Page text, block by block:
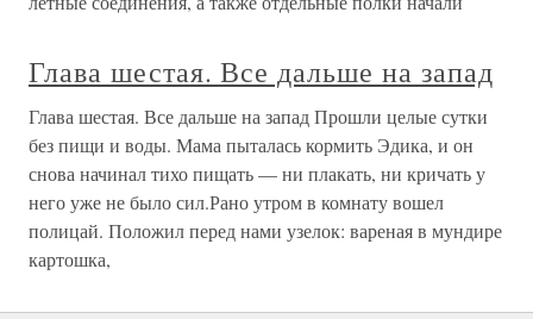
Глава шестая. Все дальше на запад
Глава шестая. Все дальше на запад Прошли целые сутки
без пищи и воды. Мама пыталась кормить Эдика, и он
снова начинал тихо пищать — ни плакать, ни кричать у
него уже не было сил.Рано утром в комнату вошел
полицай. Положил перед нами узелок: вареная в мундире
картошка,